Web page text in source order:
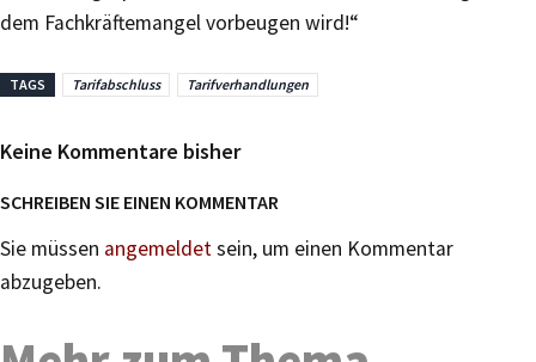
dem Fachkräftemangel vorbeugen wird!“
TAGS Tarifabschluss Tarifverhandlungen
Keine Kommentare bisher
SCHREIBEN SIE EINEN KOMMENTAR
Sie müssen angemeldetsein, um einen Kommentar
abzugeben.